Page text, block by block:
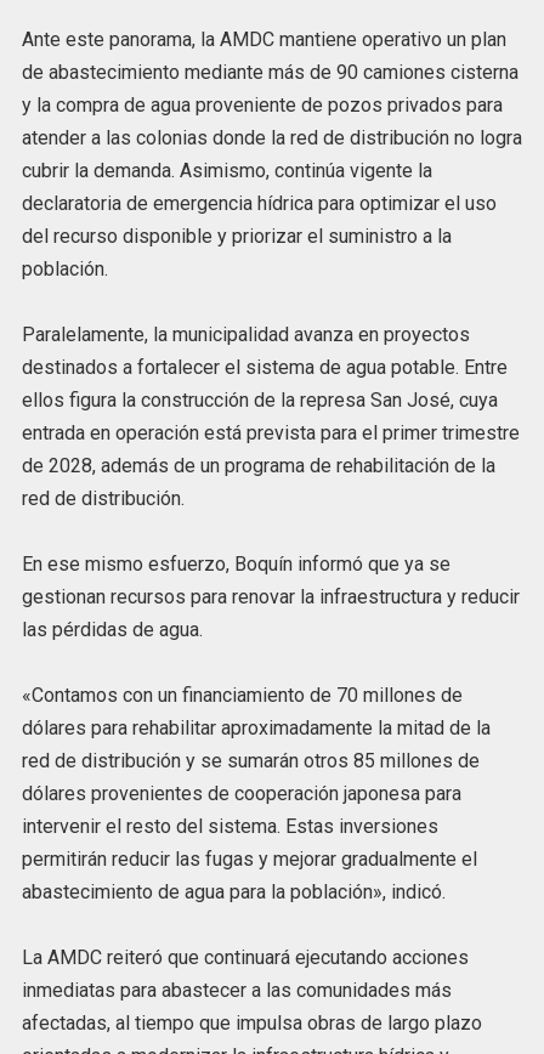
Ante este panorama, la AMDC mantiene operativo un plan
de abastecimiento mediante más de 90 camiones cisterna
y la compra de agua proveniente de pozos privados para
atender a las colonias donde la red de distribución no logra
cubrir la demanda. Asimismo, continúa vigente la
declaratoria de emergencia hídrica para optimizar el uso
del recurso disponible y priorizar el suministro a la
población.
Paralelamente, la municipalidad avanza en proyectos
destinados a fortalecer el sistema de agua potable. Entre
ellos figura la construcción de la represa San José, cuya
entrada en operación está prevista para el primer trimestre
de 2028, además de un programa de rehabilitación de la
red de distribución.
En ese mismo esfuerzo, Boquín informó que ya se
gestionan recursos para renovar la infraestructura y reducir
las pérdidas de agua.
«Contamos con un financiamiento de 70 millones de
dólares para rehabilitar aproximadamente la mitad de la
red de distribución y se sumarán otros 85 millones de
dólares provenientes de cooperación japonesa para
intervenir el resto del sistema. Estas inversiones
permitirán reducir las fugas y mejorar gradualmente el
abastecimiento de agua para la población», indicó.
La AMDC reiteró que continuará ejecutando acciones
inmediatas para abastecer a las comunidades más
afectadas, al tiempo que impulsa obras de largo plazo